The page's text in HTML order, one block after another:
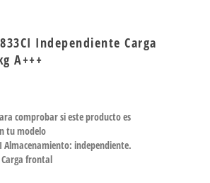
Independiente Carga
A+++
comprobar si este producto es
tu modelo
Almacenamiento: independiente.
frontal